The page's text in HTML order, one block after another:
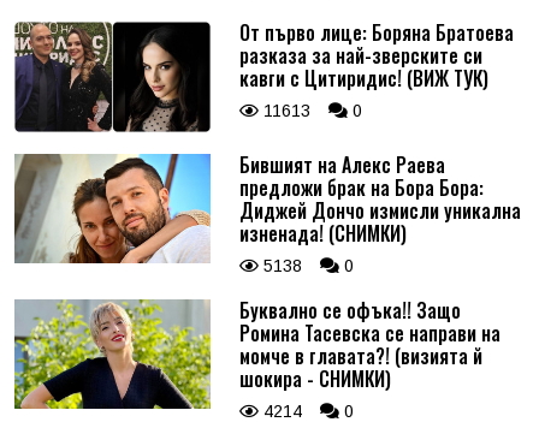
От първо лице: Боряна Братоева
разказа за най-зверските си
кавги с Цитиридис! (ВИЖ ТУК)
11613 0
Бившият на Алекс Раева
предложи брак на Бора Бора:
Диджей Дончо измисли уникална
изненада! (СНИМКИ)
5138 0
Буквално се офъка!! Защо
Ромина Тасевска се направи на
момче в главата?! (визията й
шокира - СНИМКИ)
4214 0